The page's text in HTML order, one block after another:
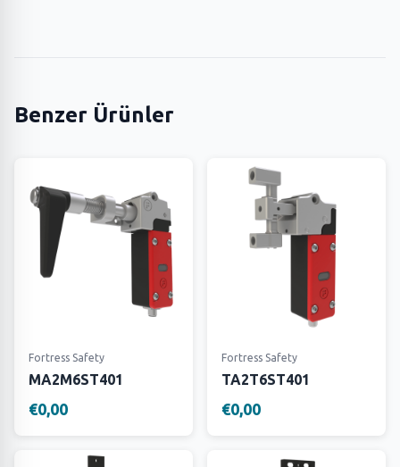
Benzer Ürünler
Fortress Safety
MA2M6ST401
€0,00
Fortress Safety
TA2T6ST401
€0,00